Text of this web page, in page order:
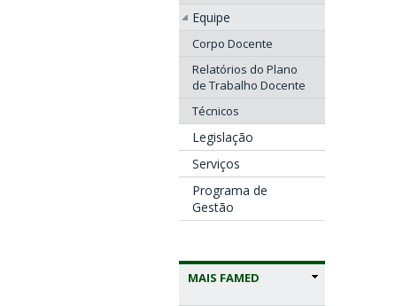
Equipe
Corpo Docente
Relatórios do Plano
de Trabalho Docente
Técnicos
Legislação
Serviços
Programa de
Gestão
MAIS FAMED